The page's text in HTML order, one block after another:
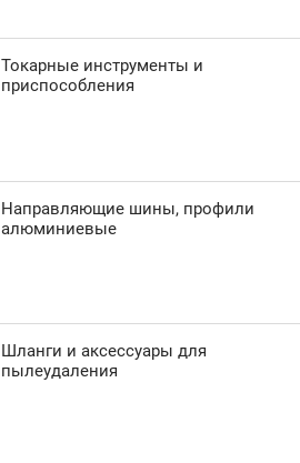
Токарные инструменты и
приспособления
Направляющие шины, профили
алюминиевые
Шланги и аксессуары для
пылеудаления